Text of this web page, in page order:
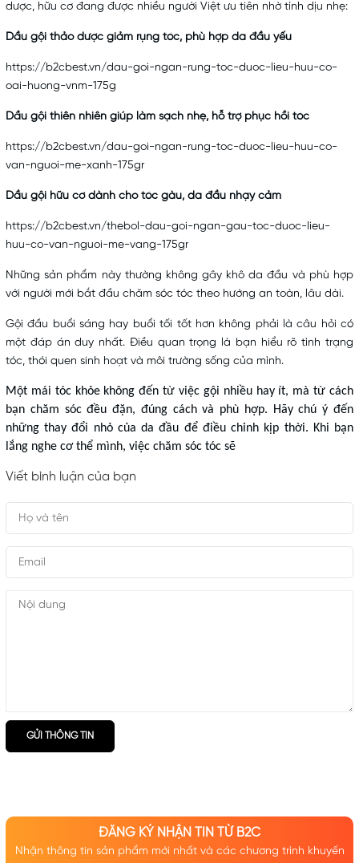
dược, hữu cơ đang được nhiều người Việt ưu tiên nhờ tính dịu nhẹ:
Dầu gội thảo dược giảm rụng tóc, phù hợp da đầu yếu
https://b2cbest.vn/dau-goi-ngan-rung-toc-duoc-lieu-huu-co-
oai-huong-vnm-175g
Dầu gội thiên nhiên giúp làm sạch nhẹ, hỗ trợ phục hồi tóc
https://b2cbest.vn/dau-goi-ngan-rung-toc-duoc-lieu-huu-co-
van-nguoi-me-xanh-175gr
Dầu gội hữu cơ dành cho tóc gàu, da đầu nhạy cảm
https://b2cbest.vn/thebol-dau-goi-ngan-gau-toc-duoc-lieu-
huu-co-van-nguoi-me-vang-175gr
Những sản phẩm này thường không gây khô da đầu và phù hợp
với người mới bắt đầu chăm sóc tóc theo hướng an toàn, lâu dài.
Gội đầu buổi sáng hay buổi tối tốt hơn không phải là câu hỏi có
một đáp án duy nhất. Điều quan trọng là bạn hiểu rõ tình trạng
tóc, thói quen sinh hoạt và môi trường sống của mình.
Một mái tóc khỏe không đến từ việc gội nhiều hay ít, mà từ cách
bạn chăm sóc đều đặn, đúng cách và phù hợp. Hãy chú ý đến
những thay đổi nhỏ của da đầu để điều chỉnh kịp thời. Khi bạn
lắng nghe cơ thể mình, việc chăm sóc tóc sẽ
Viết bình luận của bạn
GỬI THÔNG TIN
ĐĂNG KÝ NHẬN TIN TỪ B2C
Nhận thông tin sản phẩm mới nhất và các chương trình khuyến